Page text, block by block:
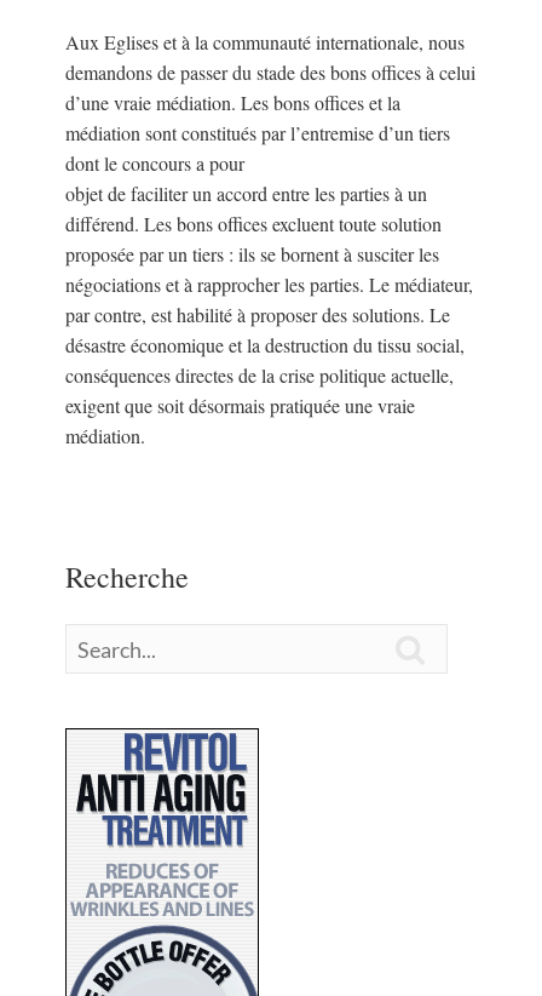
Aux Eglises et à la communauté internationale, nous
demandons de passer du stade des bons offices à celui
d’une vraie médiation. Les bons offices et la
médiation sont constitués par l’entremise d’un tiers
dont le concours a pour
objet de faciliter un accord entre les parties à un
différend. Les bons offices excluent toute solution
proposée par un tiers : ils se bornent à susciter les
négociations et à rapprocher les parties. Le médiateur,
par contre, est habilité à proposer des solutions. Le
désastre économique et la destruction du tissu social,
conséquences directes de la crise politique actuelle,
exigent que soit désormais pratiquée une vraie
médiation.
Recherche